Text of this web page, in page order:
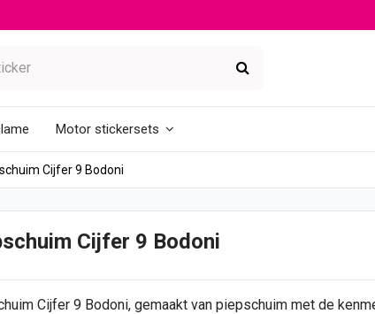
Motor stickersets
Cijfer 9 Bodoni
Cijfer 9 Bodoni
Cijfer9 Bodoni, gemaakt van piepschuim met de